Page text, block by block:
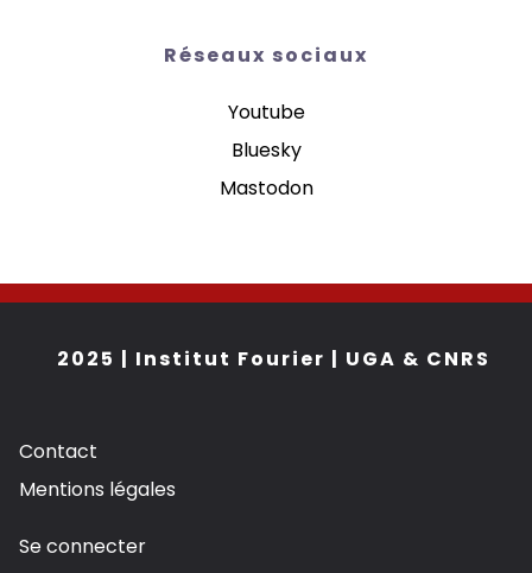
Réseaux sociaux
Youtube
Bluesky
Mastodon
2025 | Institut Fourier | UGA & CNRS
Footer
bottom
Contact
Mentions légales
User
Se connecter